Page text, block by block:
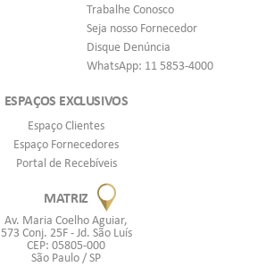
Trabalhe Conosco
Seja nosso Fornecedor
Disque Denúncia
WhatsApp: 11 5853-4000
ESPAÇOS EXCLUSIVOS
Espaço Clientes
Espaço Fornecedores
Portal de Recebíveis
MATRIZ
Av. Maria Coelho Aguiar,
573 Conj. 25F - Jd. São Luís
CEP: 05805-000
São Paulo / SP